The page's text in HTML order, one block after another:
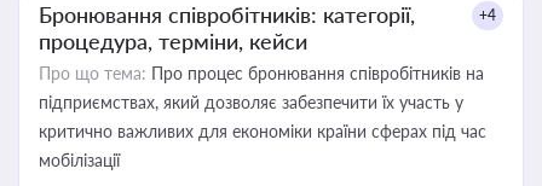
Бронювання співробітників: категорії,
процедура, терміни, кейси
+4
Про що тема: Про процес бронювання співробітників на
підприємствах, який дозволяє забезпечити їх участь у
критично важливих для економіки країни сферах під час
мобілізації